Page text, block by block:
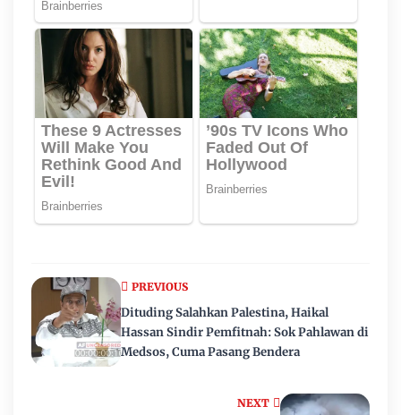
NEXT
PREVIOUS
Dituding Salahkan Palestina, Haikal
Hassan Sindir Pemfitnah: Sok Pahlawan di
Medsos, Cuma Pasang Bendera